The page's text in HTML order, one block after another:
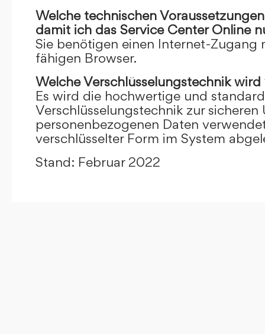
Welche technischen
damit ich das Service Center Online
Sie benötigen einen Internet-Zugang
fähigen Browser.
Welche Verschlüsselungstechnik
Es wird die hochwertige und
Verschlüsselungstechnik zur
personenbezogenen Daten
verschlüsselter Form im System
Stand: Februar 2022